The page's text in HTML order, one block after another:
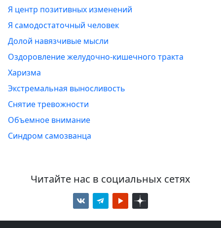
Я центр позитивных изменений
Я самодостаточный человек
Долой навязчивые мысли
Оздоровление желудочно-кишечного тракта
Харизма
Экстремальная выносливость
Снятие тревожности
Объемное внимание
Синдром самозванца
Читайте нас в социальных сетях